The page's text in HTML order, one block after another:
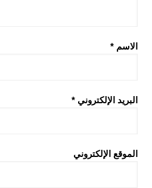
الاسم *
البريد الإلكتروني *
الموقع الإلكتروني